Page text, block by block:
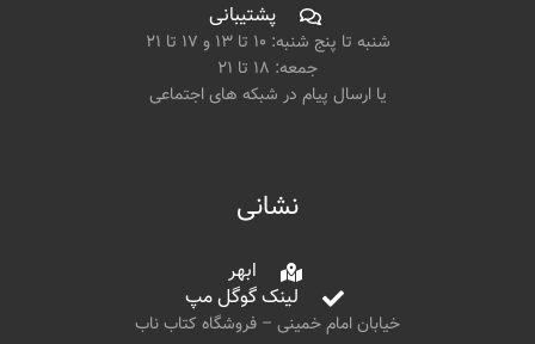
پشتیبانی
شنبه تا پنج شنبه: ۱۰ تا ۱۳ و ۱۷ تا ۲۱
جمعه: ۱۸ تا ۲۱
یا ارسال پیام در شبکه های اجتماعی
نشانی
ابهر
لینک گوگل مپ
خیابان امام خمینی – فروشگاه کتاب ناب